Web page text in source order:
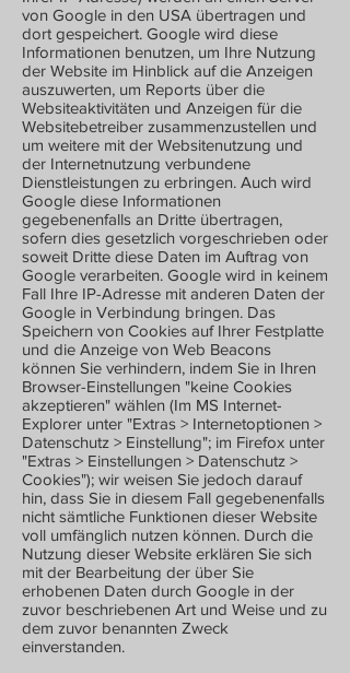
von Google in den USA übertragen und
dort gespeichert. Google wird diese
Informationen benutzen, um Ihre Nutzung
der Website im Hinblick auf die Anzeigen
auszuwerten, um Reports über die
Websiteaktivitäten und Anzeigen für die
Websitebetreiber zusammenzustellen und
um weitere mit der Websitenutzung und
der Internetnutzung verbundene
Dienstleistungen zu erbringen. Auch wird
Google diese Informationen
gegebenenfalls an Dritte übertragen,
sofern dies gesetzlich vorgeschrieben oder
soweit Dritte diese Daten im Auftrag von
Google verarbeiten. Google wird in keinem
Fall Ihre IP-Adresse mit anderen Daten der
Google in Verbindung bringen. Das
Speichern von Cookies auf Ihrer Festplatte
und die Anzeige von Web Beacons
können Sie verhindern, indem Sie in Ihren
Browser-Einstellungen "keine Cookies
akzeptieren" wählen (Im MS Internet-
Explorer unter "Extras > Internetoptionen >
Datenschutz > Einstellung"; im Firefox unter
"Extras > Einstellungen > Datenschutz >
Cookies"); wir weisen Sie jedoch darauf
hin, dass Sie in diesem Fall gegebenenfalls
nicht sämtliche Funktionen dieser Website
voll umfänglich nutzen können. Durch die
Nutzung dieser Website erklären Sie sich
mit der Bearbeitung der über Sie
erhobenen Daten durch Google in der
zuvor beschriebenen Art und Weise und zu
dem zuvor benannten Zweck
einverstanden.